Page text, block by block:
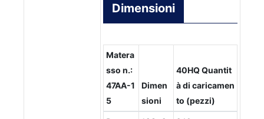
Dimensioni
Matera
sso n.:
47AA-1
5
Dimen
sioni
40HQ Quantit
à di caricamen
to (pezzi)